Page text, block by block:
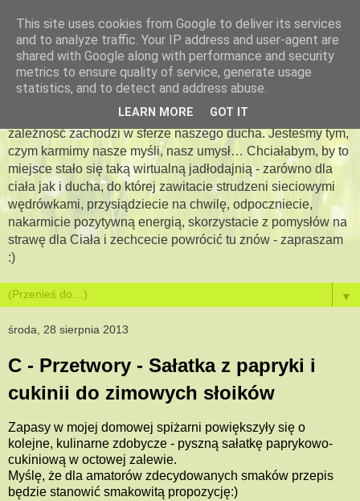
Apetyt na więcej -
jadłodajnia dla duszy i ciała
Bo jesteś tym, co jesz…. Pewna jestem, że podobna
zależność zachodzi w sferze naszego ducha. Jesteśmy tym,
czym karmimy nasze myśli, nasz umysł… Chciałabym, by to
miejsce stało się taką wirtualną jadłodajnią - zarówno dla
ciała jak i ducha, do której zawitacie strudzeni sieciowymi
wędrówkami, przysiądziecie na chwilę, odpoczniecie,
nakarmicie pozytywną energią, skorzystacie z pomysłów na
strawę dla Ciała i zechcecie powrócić tu znów - zapraszam
:)
▼
środa, 28 sierpnia 2013
C - Przetwory - Sałatka z papryki i
cukinii do zimowych słoików
Zapasy w mojej domowej spiżarni powiększyły się o
kolejne, kulinarne zdobycze - pyszną sałatkę paprykowo-
cukiniową w octowej zalewie.
Myślę, że dla amatorów zdecydowanych smaków przepis
będzie stanowić smakowitą propozycję:)
This site uses cookies from Google to deliver its services
and to analyze traffic. Your IP address and user-agent are
shared with Google along with performance and security
metrics to ensure quality of service, generate usage
statistics, and to detect and address abuse.
LEARN MORE GOT IT